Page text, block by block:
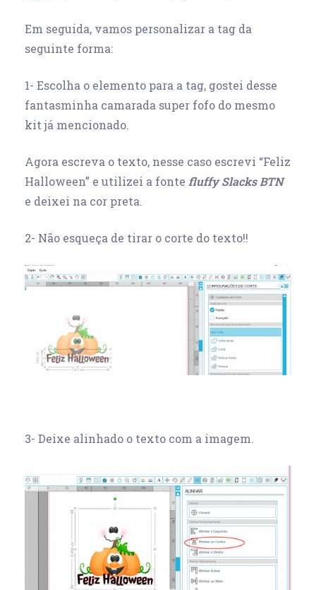
Em seguida, vamos personalizar a tag da
seguinte forma:
1- Escolha o elemento para a tag, gostei desse
fantasminha camarada super fofo do mesmo
kit já mencionado.
Agora escreva o texto, nesse caso escrevi “Feliz
Halloween” e utilizei a fonte fluffy Slacks BTN
e deixei na cor preta.
2- Não esqueça de tirar o corte do texto!!
3- Deixe alinhado o texto com a imagem.